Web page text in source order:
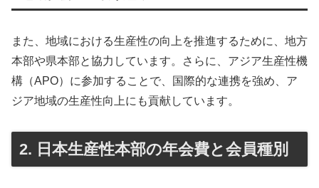
また、地域における生産性の向上を推進するために、地方
本部や県本部と協力しています。さらに、アジア生産性機
構（APO）に参加することで、国際的な連携を強め、ア
ジア地域の生産性向上にも貢献しています。
2. 日本生産性本部の年会費と会員種別